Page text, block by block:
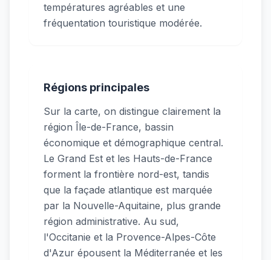
températures agréables et une
fréquentation touristique modérée.
Régions principales
Sur la carte, on distingue clairement la
région Île-de-France, bassin
économique et démographique central.
Le Grand Est et les Hauts-de-France
forment la frontière nord-est, tandis
que la façade atlantique est marquée
par la Nouvelle-Aquitaine, plus grande
région administrative. Au sud,
l'Occitanie et la Provence-Alpes-Côte
d'Azur épousent la Méditerranée et les